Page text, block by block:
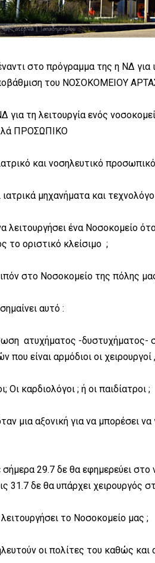
στο πρόγραμμα της η ΝΔ για
του ΝΟΣΟΚΟΜΕΙΟΥ
για τη λειτουργία ενός
ΠΡΟΣΩΠΙΚΟ
και νοσηλευτικό
ιατρικά μηχανήματα και
ένα Νοσοκομείο
το οριστικό κλείσιμο ;
στο Νοσοκομείο της πόλης
αυτό :
ατυχήματος -δυστυχήματος-
που είναι αρμόδιοι οι
Οι καρδιολόγοι ; ή οι παιδίατροι ;
μια αξονική για να μπορέσει
σήμερα 29.7 δε θα εφημερεύει
31.7 δε θα υπάρχει χειρουργός
το Νοσοκομείο μας ;
οι πολίτες του καθώς